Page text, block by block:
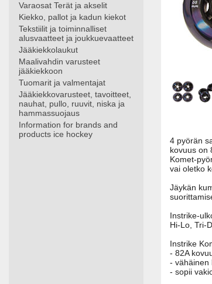
Varaosat Terät ja akselit
Kiekko, pallot ja kadun kiekot
Tekstiilit ja toiminnalliset
alusvaatteet ja joukkuevaatteet
Jääkiekkolaukut
Maalivahdin varusteet
jääkiekkoon
Tuomarit ja valmentajat
Jääkiekkovarusteet, tavoitteet,
nauhat, pullo, ruuvit, niska ja
hammassuojaus
Information for brands and
products ice hockey
4 pyörän
kovuus on
Komet-
vai oletko
Jäykän
Instrike-
Hi-Lo, Tri-
Instrike
- 82A
- vähäinen
- sopii